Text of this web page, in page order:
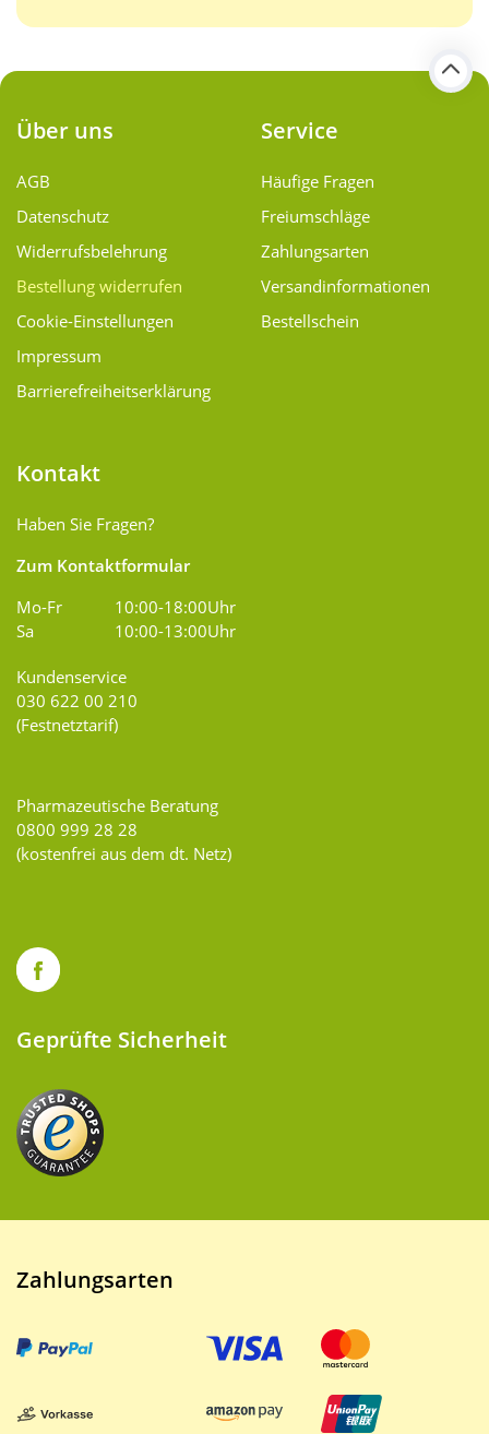
Über uns
AGB
Datenschutz
Widerrufsbelehrung
Bestellung widerrufen
Cookie-Einstellungen
Impressum
Barrierefreiheitserklärung
Service
Häufige Fragen
Freiumschläge
Zahlungsarten
Versand­informationen
Bestellschein
Kontakt
Haben Sie Fragen?
Zum Kontaktformular
Mo-Fr
10:00-18:00Uhr
Sa
10:00-13:00Uhr
Kundenservice
030 622 00 210
(Festnetztarif)
Pharmazeutische Beratung
0800 999 28 28
(kostenfrei aus dem dt. Netz)
Geprüfte Sicherheit
Zahlungsarten